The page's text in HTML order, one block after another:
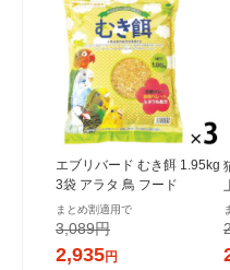
エブリバード むき餌 1.95kg
3袋 アラタ 鳥 フード
まとめ割適用で
3,089円
2,935円